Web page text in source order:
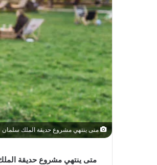
متى ينتهي مشروع حديقة الملك سلمان
متى ينتهي مشروع حديقة